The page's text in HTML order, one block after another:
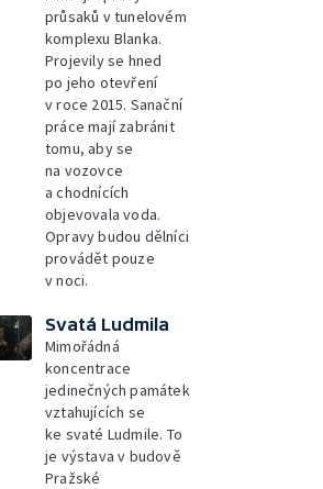
průsaků v tunelovém
komplexu Blanka.
Projevily se hned
po jeho otevření
v roce 2015. Sanační
práce mají zabránit
tomu, aby se
na vozovce
a chodnících
objevovala voda.
Opravy budou dělníci
provádět pouze
v noci.
Svatá Ludmila
Mimořádná
koncentrace
jedinečných památek
vztahujících se
ke svaté Ludmile. To
je výstava v budově
Pražské